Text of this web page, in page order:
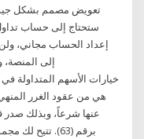
ستحتاج إلى حساب
إعداد الحساب مجاني،
إلى المنصة،
برقم (63). تتيح